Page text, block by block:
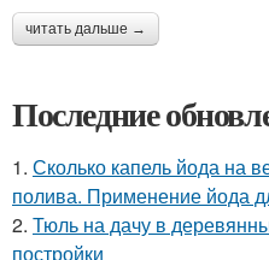
читать дальше →
Последние
1. Сколько капель йода на
полива. Применение йода
2. Тюль на дачу в
постройки